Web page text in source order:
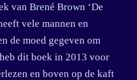
van Brené Brown ‘De
vele mannen en
de moed gegeven om
dit boek in 2013 voor
en boven op de kaft